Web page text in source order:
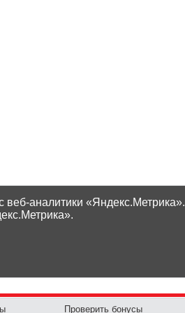
аналитики «Яндекс.Метрика».
Проверить бонусы